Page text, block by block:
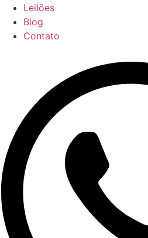
Leilões
Blog
Contato